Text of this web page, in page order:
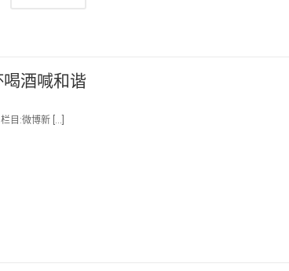
酒喊和谐
目:微博新 […]